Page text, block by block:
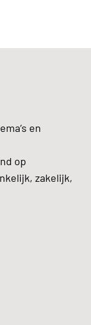
en
op
zakelijk,